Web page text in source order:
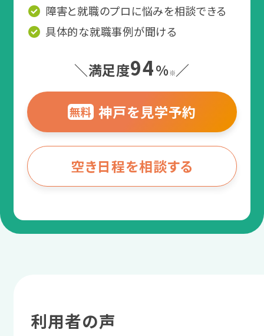
障害と就職のプロに悩みを相談できる
具体的な就職事例が聞ける
＼満足度94%※ ／
無料 神戸を見学予約
空き日程を相談する
利用者の声